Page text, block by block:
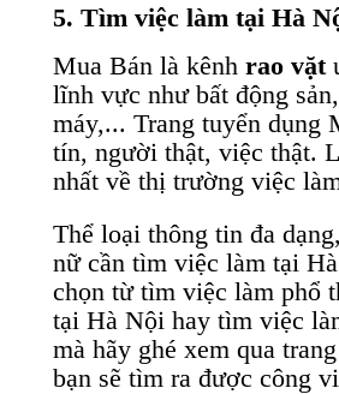
5. Tìm việc làm tại Hà
Mua Bán là kênh rao vặt
lĩnh vực như bất động
máy,... Trang tuyển dụng
tín, người thật, việc thật.
nhất về thị trường việc
Thể loại thông tin đa
nữ cần tìm việc làm tại
chọn từ tìm việc làm phổ
tại Hà Nội hay tìm việc
mà hãy ghé xem qua
bạn sẽ tìm ra được công